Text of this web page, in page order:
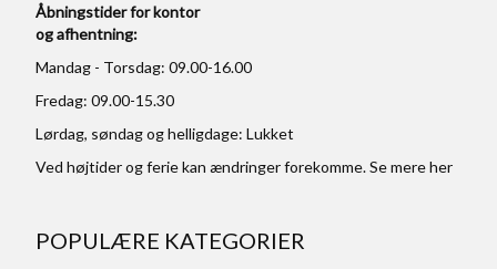
Åbningstider for kontor
og afhentning:
Mandag - Torsdag: 09.00-16.00
Fredag: 09.00-15.30
Lørdag, søndag og helligdage: Lukket
Ved højtider og ferie kan ændringer forekomme. Se mereher
POPULÆRE KATEGORIER